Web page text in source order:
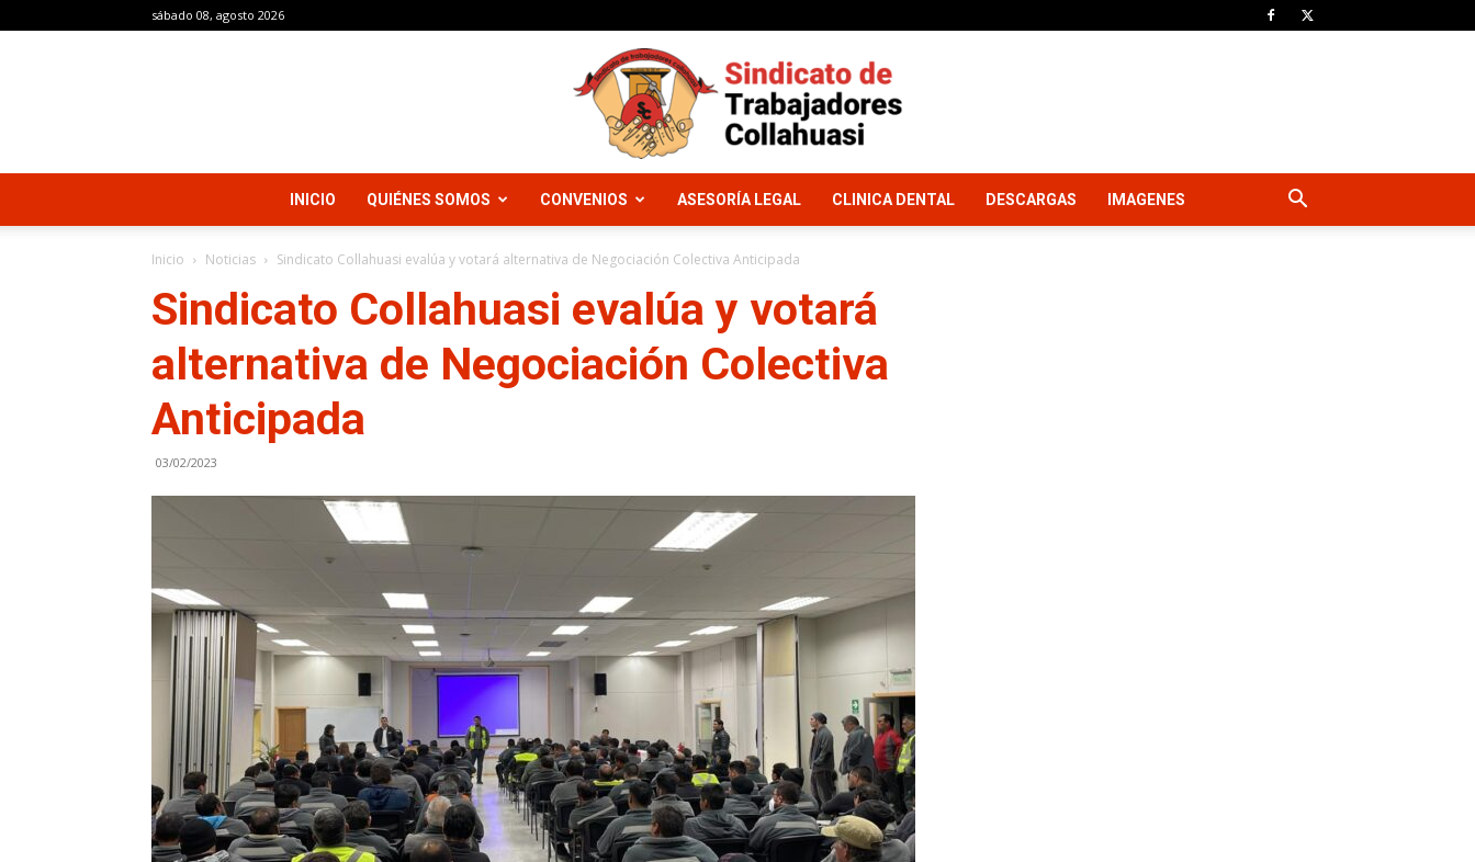
sábado 08, agosto 2026
Sindicato
Trabajadores
Collahuasi
INICIO QUIÉNES SOMOS CONVENIOS ASESORÍA LEGAL CLINICA DENTAL DESCARGAS IMAGENES
Inicio Noticias Sindicato Collahuasi evalúa y votará alternativa de Negociación Colectiva Anticipada
Sindicato Collahuasi evalúa y votará
alternativa de Negociación Colectiva
Anticipada
03/02/2023